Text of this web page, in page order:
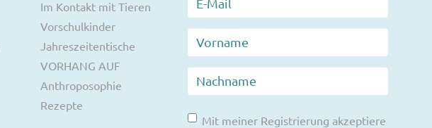
Im Kontakt mit Tieren
Vorschulkinder
Jahreszeitentische
VORHANG AUF
Anthroposophie
Rezepte
Mit meiner Registrierung akzeptiere